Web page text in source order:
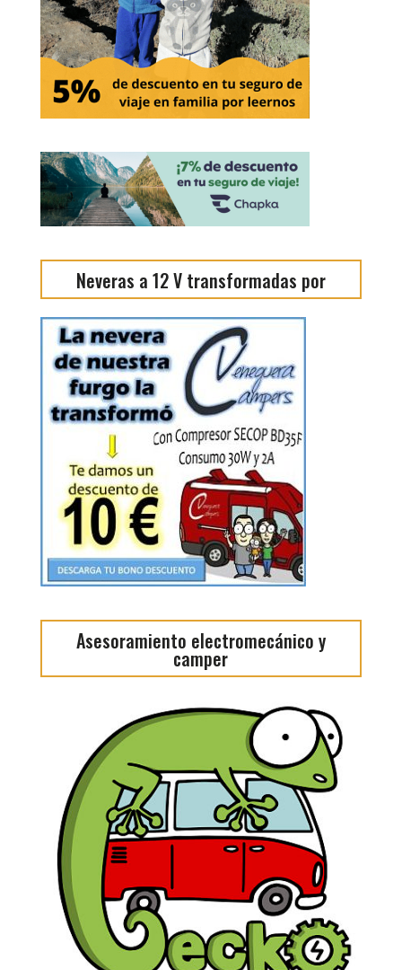
Neveras a 12 V transformadas por
Asesoramiento electromecánico y
camper